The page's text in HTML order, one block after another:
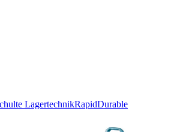
LagertechnikRapidDurable